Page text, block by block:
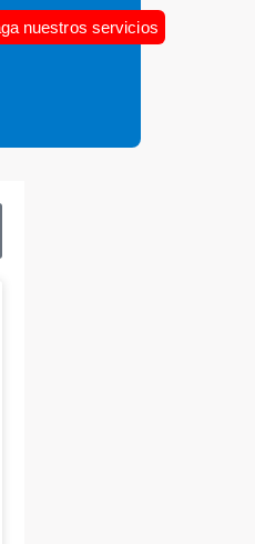
nuestros servicios